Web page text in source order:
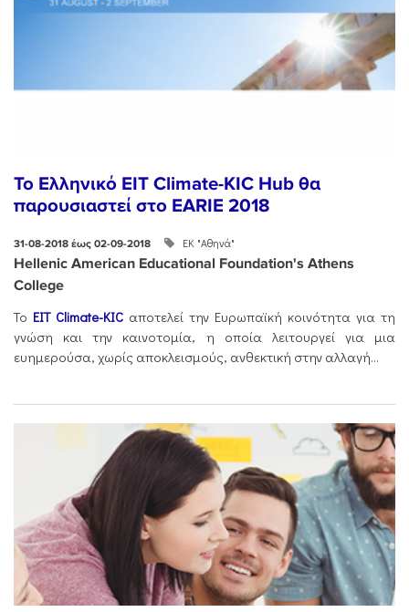
Το Ελληνικό EIT Climate-KIC Hub θα
παρουσιαστεί στο EARIE 2018
31-08-2018 έως 02-09-2018 ΕΚ "Αθηνά"
Hellenic American Educational Foundation's Athens
College
Το EIT Climate-KIC αποτελεί την Ευρωπαϊκή κοινότητα για τη
γνώση και την καινοτομία, η οποία λειτουργεί για μια
ευημερούσα, χωρίς αποκλεισμούς, ανθεκτική στην αλλαγή...